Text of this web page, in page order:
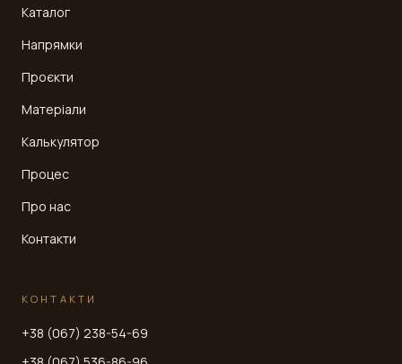
Каталог
Напрямки
Проєкти
Матеріали
Калькулятор
Процес
Про нас
Контакти
КОНТАКТИ
+38 (067) 238-54-69